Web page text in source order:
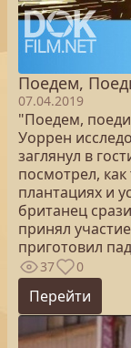
Поедем,
07.04.2019
"Поедем,
Уоррен
заглянул в
посмотрел,
плантациях и
британец
принял
приготовил
37 0
Перейти